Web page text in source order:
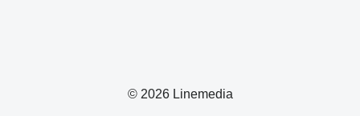
© 2026 Linemedia